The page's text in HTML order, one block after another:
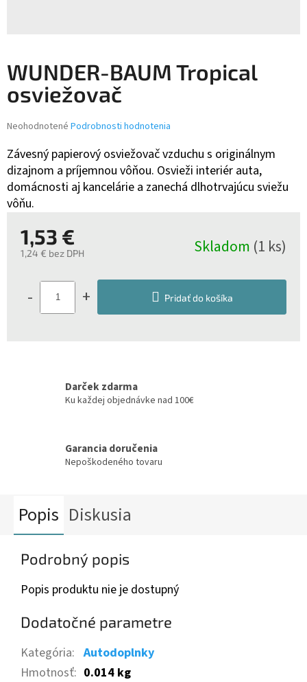
WUNDER-BAUM Tropical
osviežovač
Priemerné
produktu
je
0,0
z
5
Neohodnotené Podrobnosti hodnotenia
Závesný papierový osviežovač vzduchu s originálnym
dizajnom a príjemnou vôňou. Osvieži interiér auta,
domácnosti aj kancelárie a zanechá dlhotrvajúcu sviežu
vôňu.
1,53 €
1,24 € bez DPH
cena:
Skladom (1 ks)
- + Pridať do košíka
Darček zdarma
Ku každej objednávke nad 100€
Garancia doručenia
Nepoškodeného tovaru
Popis Diskusia
Podrobný popis
Popis produktu nie je dostupný
Dodatočné parametre
Kategória: Autodoplnky
Hmotnosť: 0.014 kg